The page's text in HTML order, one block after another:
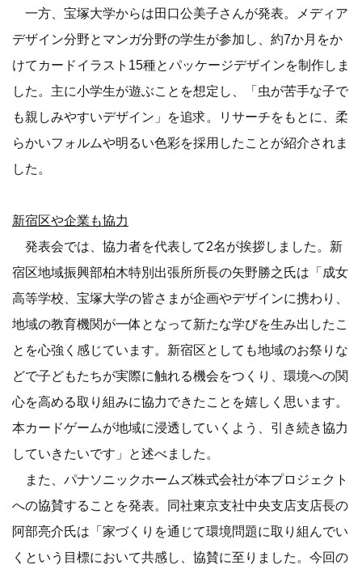
一方、宝塚大学からは田口公美子さんが発表。メディア
デザイン分野とマンガ分野の学生が参加し、約7か月をか
けてカードイラスト15種とパッケージデザインを制作しま
した。主に小学生が遊ぶことを想定し、「虫が苦手な子で
も親しみやすいデザイン」を追求。リサーチをもとに、柔
らかいフォルムや明るい色彩を採用したことが紹介されま
した。
新宿区や企業も協力
発表会では、協力者を代表して2名が挨拶しました。新
宿区地域振興部柏木特別出張所所長の矢野勝之氏は「成女
高等学校、宝塚大学の皆さまが企画やデザインに携わり、
地域の教育機関が一体となって新たな学びを生み出したこ
とを心強く感じています。新宿区としても地域のお祭りな
どで子どもたちが実際に触れる機会をつくり、環境への関
心を高める取り組みに協力できたことを嬉しく思います。
本カードゲームが地域に浸透していくよう、引き続き協力
していきたいです」と述べました。
また、パナソニックホームズ株式会社が本プロジェクト
への協賛することを発表。同社東京支社中央支店支店長の
阿部亮介氏は「家づくりを通じて環境問題に取り組んでい
くという目標において共感し、協賛に至りました。今回の